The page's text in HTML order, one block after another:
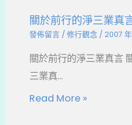
關於前行的淨三業真
發佈留言 / 修行觀念 / 2007 年
關於前行的淨三業真言
三業真...
Read More »